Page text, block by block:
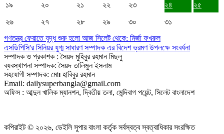
১৯
২০ ২১ ২২ ২৩ ২৪
২৫
২৬
২৭ ২৮ ২৯ ৩০
৩১
গণতন্ত্র ফেরাতে যুদ্ধ শুরু হলো আজ সিলেট থেকে: মির্জা ফখরুল
এসডিপিসি'র সিনিয়র যুগ্ম সাধারণ সম্পাদক এর বিদেশ ভ্রমণ উপলক্ষে সংবর্ধনা
সম্পাদক ও প্রকাশক : সৈয়দ মুহিবুর রহমান মিছলু
ব্যবস্থাপনা সম্পাদক: সৈয়দ তালিমুল ইসলাম
সহযোগী সম্পাদক: মোঃ হাবিবুর রহমান
Email: dailysuperbangla@gmail.com
অফিস : আব্দুল খালিক ম্যানশন, দ্বিতীয় তলা, মেন্দিবাগ পয়েন্ট, সিলেট বাংলাদেশ
কপিরাইট © ২০২৬, ডেইলি সুপার বাংলা কর্তৃক সর্বস্বত্ব স্বত্বাধিকার সংরক্ষিত